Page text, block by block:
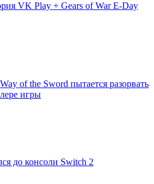
VK Play + Gears of War E-Day
of the Sword пытается разорвать
игры
до консоли Switch 2